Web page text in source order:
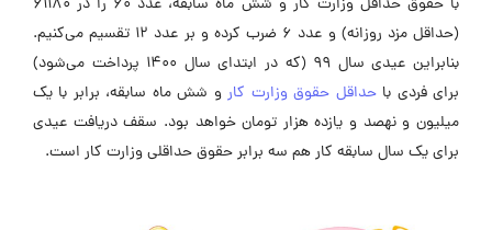
با حقوق حداقل وزارت کار و شش ماه سابقه، عدد ۶۰ را در ۶۱۱۸۰
(حداقل مزد روزانه) و عدد ۶ ضرب کرده و بر عدد ۱۲ تقسیم می‌کنیم.
بنابراین عیدی سال ۹۹ (که در ابتدای سال ۱۴۰۰ پرداخت می‌شود)
برای فردی باحداقل حقوق وزارت کارو شش ماه سابقه، برابر با یک
میلیون و نهصد و یازده هزار تومان خواهد بود. سقف دریافت عیدی
برای یک سال سابقه کار هم سه برابر حقوق حداقلی وزارت کار است.